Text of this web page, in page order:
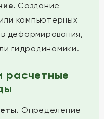
Создание
компьютерных
деформирования,
гидродинамики.
расчетные
Определение